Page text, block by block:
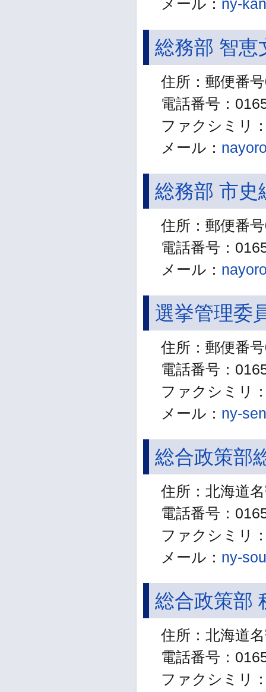
メール： ny-
総務部 智恵
住所：郵便番
電話番号：
ファクシミリ
メール：
総務部 市史
住所：郵便番
電話番号：
メール：
選挙管理委
住所：郵便番
電話番号：
ファクシミリ
メール： ny-
総合政策部
住所：北海道
電話番号：
ファクシミリ
メール： ny-
総合政策部
住所：北海道
電話番号：
ファクシミリ